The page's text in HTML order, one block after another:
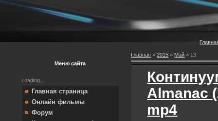
Меню сайта
Loading...
Главная страница
Онлайн фильмы
Форум
Главная »2015 » Май » 13
Almanac
mp4